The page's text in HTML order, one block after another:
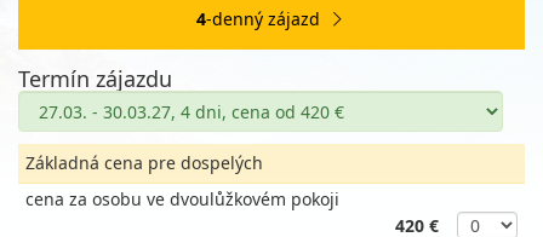
4-denný zájazd
Termín zájazdu
Základná cena pre dospelých
cena za osobu ve dvoulůžkovém pokoji
420 €